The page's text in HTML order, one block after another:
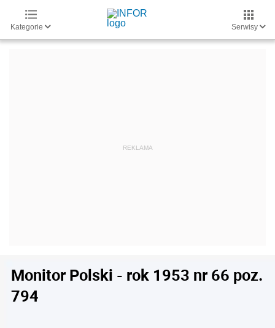
Kategorie Serwisy
Monitor Polski - rok 1953 nr 66 poz.
794